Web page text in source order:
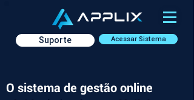
Acessar Sistema
Suporte
O sistema de gestão online